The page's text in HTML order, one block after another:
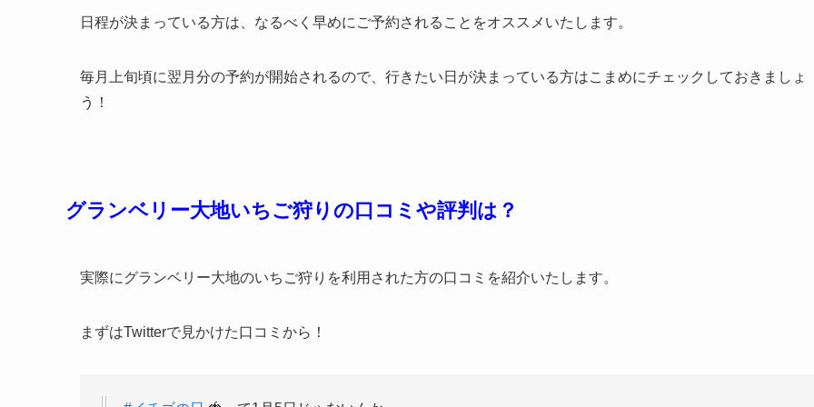
日程が決まっている方は、なるべく早めにご予約されることをオススメいたします。
毎月上旬頃に翌月分の予約が開始されるので、行きたい日が決まっている方はこまめにチェックしておきましょ
う！
グランベリー大地いちご狩りの口コミや評判は？
実際にグランベリー大地のいちご狩りを利用された方の口コミを紹介いたします。
まずはTwitterで見かけた口コミから！